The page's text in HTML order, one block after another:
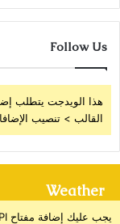
Follow Us
هذا الويدجت يتطلب
القالب > تنصيب
Weather
يجب عليك إضافة مفتاح API للطقس من خلال صفحة إعدادات القالب > الدمج